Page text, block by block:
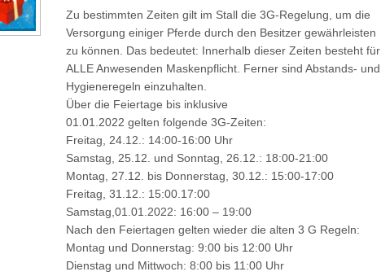
über
die
Feiertage
und
danach
Zu bestimmten Zeiten gilt im Stall die 3G-Regelung, um die
Versorgung einiger Pferde durch den Besitzer gewährleisten
zu können. Das bedeutet: Innerhalb dieser Zeiten besteht für
ALLE Anwesenden Maskenpflicht. Ferner sind Abstands- und
Hygieneregeln einzuhalten.
Über die Feiertage bis inklusive
01.01.2022 gelten folgende 3G-Zeiten:
Freitag, 24.12.: 14:00-16:00 Uhr
Samstag, 25.12. und Sonntag, 26.12.: 18:00-21:00
Montag, 27.12. bis Donnerstag, 30.12.: 15:00-17:00
Freitag, 31.12.: 15:00.17:00
Samstag,01.01.2022: 16:00 – 19:00
Nach den Feiertagen gelten wieder die alten 3 G Regeln:
Montag und Donnerstag: 9:00 bis 12:00 Uhr
Dienstag und Mittwoch: 8:00 bis 11:00 Uhr